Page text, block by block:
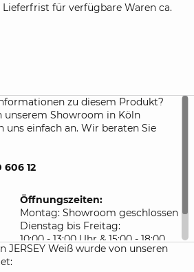
für verfügbare Waren ca.
zu diesem Produkt?
unserem Showroom in Köln
uns einfach an. Wir beraten Sie
606 12
Öffnungszeiten:
Montag: Showroom geschlossen
Dienstag bis Freitag:
10:00 - 13:00 Uhr & 15:00 - 18:00
Uhr
JERSEY Weiß wurde von unseren